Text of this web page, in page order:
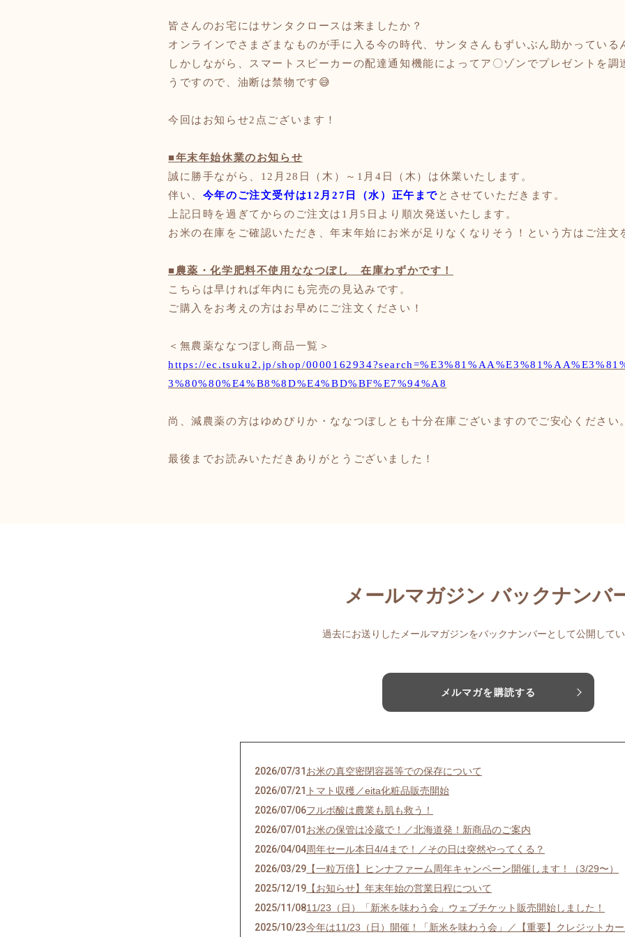
皆さんのお宅にはサンタクロースは来ましたか？
オンラインでさまざまなものが手に入る今の時代、サンタさんもずいぶん助かっている
しかしながら、スマートスピーカーの配達通知機能によってア〇ゾンでプレゼントを調
うですので、油断は禁物です😅
今回はお知らせ2点ございます！
■年末年始休業のお知らせ
誠に勝手ながら、12月28日（木）～1月4日（木）は休業いたします。
伴い、 今年のご注文受付は12月27日（水） 正午までとさせていただきます 。
上記日時を過ぎてからのご注文は1月5日より順次発送いたします。
お米の在庫をご確認いただき、年末年始にお米が足りなくなりそう！という方はご注文
■農薬・化学肥料不使用ななつぼし 在庫わずかです！
こちらは早ければ年内にも完売の見込みです。
ご購入をお考えの方はお早めにご注文ください！
＜無農薬ななつぼし商品一覧＞
https://ec.tsuku2.jp/shop/
3%80%80%E4%B8%8D%E4%BD%BF%E7%94%A8
尚、減農薬の方はゆめぴりか・ななつぼしとも十分在庫ございますのでご安心ください。
最後までお読みいただきありがとうございました！
メールマガジン バックナンバ
過去にお送りしたメールマガジンをバックナンバーとして公開してい
メルマガを購読する
2026/07/31 お米の真空密閉容器等での保存について
2026/07/21 トマト収穫／eita化粧品販売開始
2026/07/06フルボ酸は農業も肌も救う！
2026/07/01 お米の保管は冷蔵で！／北海道発！新商品のご案内
2026/04/04周年セール本日4/4まで！／その日は突然やってくる？
2026/03/29 【一粒万倍】ヒンナファーム周年キャンペーン開催します！（3/29〜）
2025/12/19 【お知らせ】年末年始の営業日程について
2025/11/0811/23（日）「新米を味わう会」ウェブチケット販売開始しました！
2025/10/23今年は11/23（日）開催！「新米を味わう会」／【重要】クレジットカ